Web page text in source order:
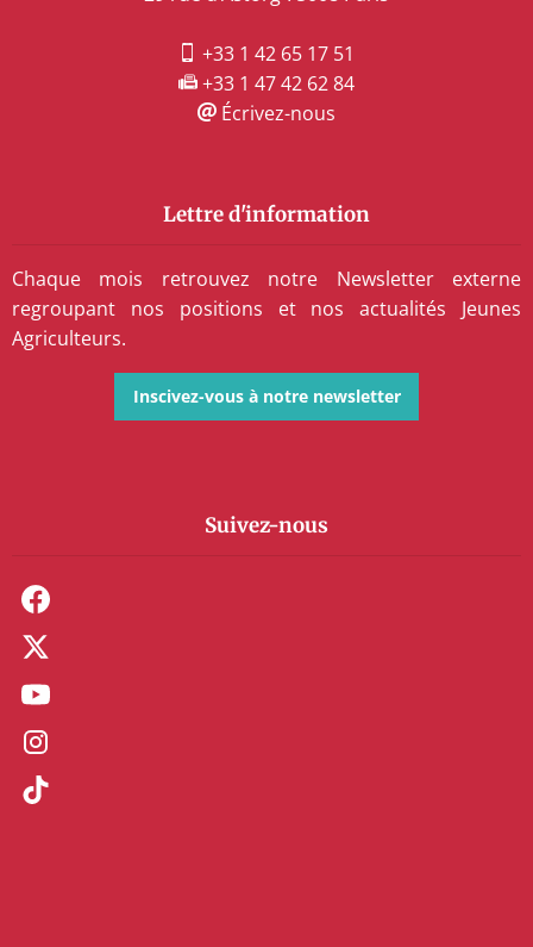
+33 1 42 65 17 51
+33 1 47 42 62 84
Écrivez-nous
Lettre d'information
Chaque mois retrouvez notre Newsletter externe
regroupant nos positions et nos actualités Jeunes
Agriculteurs.
Inscivez-vous à notre newsletter
Suivez-nous